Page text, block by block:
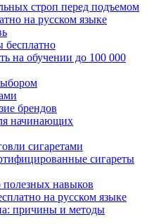
строп перед подъемом
на русском языке
на обучении до 100 000
брендов
начинающих
сигаретами
сигареты
навыков
на русском языке
причины и методы